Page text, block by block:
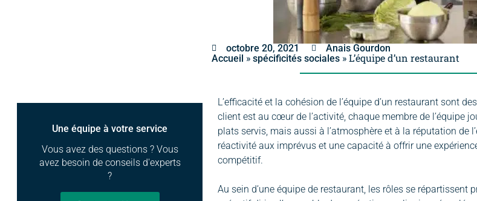
Une équipe à votre service
Vous avez des questions ? Vous
avez besoin de conseils d'experts
?
octobre 20, 2021
Anais Gourdon
Accueil » spécificités sociales »L’équipe d’un restaurant
L’efficacité et la cohésion de l’équipe d’un restaurant sont
client est au cœur de l’activité, chaque membre de l’équipe
plats servis, mais aussi à l’atmosphère et à la réputation de
réactivité aux imprévus et une capacité à offrir une
compétitif.
Au sein d’une équipe de restaurant, les rôles se